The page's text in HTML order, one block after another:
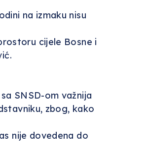
na izmaku nisu
cijele Bosne i
SNSD-om važnija
zbog, kako
nije dovedena do